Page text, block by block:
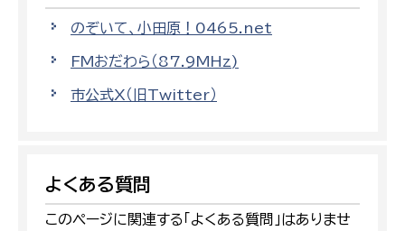
のぞいて、小田原！0465.net
FMおだわら（87.9MHz)
市公式X（旧Twitter）
よくある質問
このページに関連する「よくある質問」はありませ